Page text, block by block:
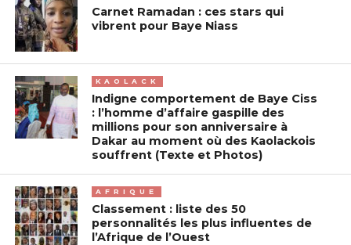
Carnet Ramadan : ces stars qui
vibrent pour Baye Niass
KAOLACK
Indigne comportement de Baye Ciss
: l’homme d’affaire gaspille des
millions pour son anniversaire à
Dakar au moment où des Kaolackois
souffrent (Texte et Photos)
AFRIQUE
Classement : liste des 50
personnalités les plus influentes de
l’Afrique de l’Ouest